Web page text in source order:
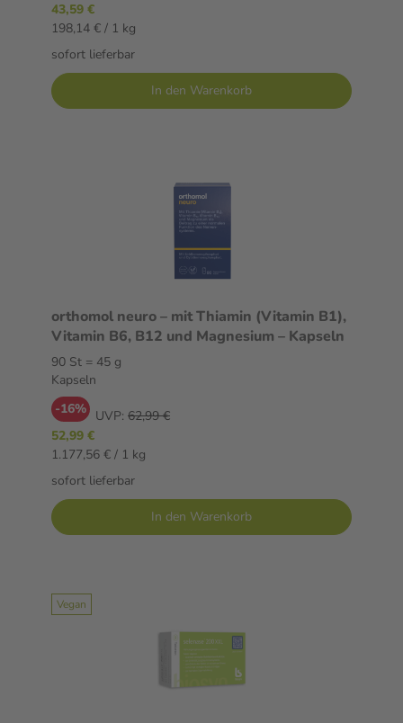
43,59 €
198,14 € / 1 kg
sofort lieferbar
In den Warenkorb
orthomol neuro – mit Thiamin (Vitamin B1),
Vitamin B6, B12 und Magnesium – Kapseln
90 St = 45 g
Kapseln
-16% UVP: 62,99 €
52,99 €
1.177,56 € / 1 kg
sofort lieferbar
In den Warenkorb
Vegan